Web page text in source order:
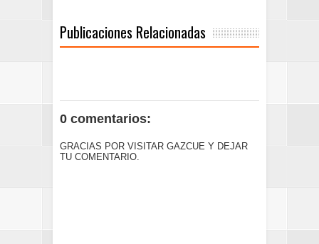
Publicaciones Relacionadas
0 comentarios:
GRACIAS POR VISITAR GAZCUE Y DEJAR
TU COMENTARIO.